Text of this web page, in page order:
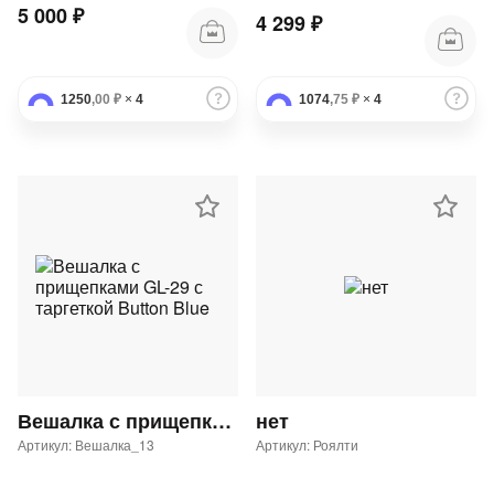
5 000 ₽
1250,00 ₽ × 4
4 299 ₽
1074,75 ₽ × 4
Вешалка с прищепками GL-29 с таргеткой Button Blue
Артикул: Вешалка_13
нет
Артикул: Роялти